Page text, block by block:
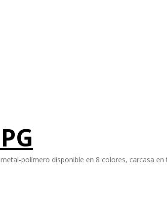
polímero disponible en 8 colores, carcasa